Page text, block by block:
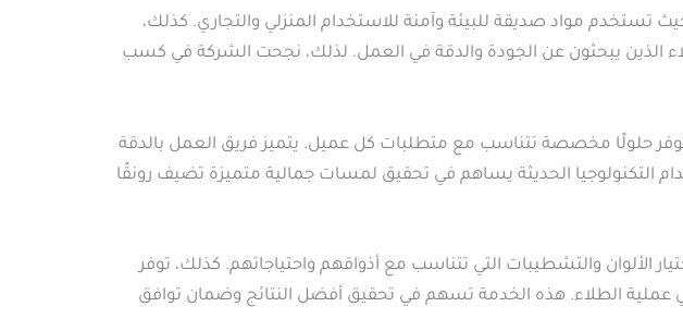
تستخدم مواد صديقة للبيئة وآمنة للاستخدام المنزلي والتجاري. كذلك،
الذين يبحثون عن الجودة والدقة في العمل. لذلك، نجحت الشركة في كسب
توفر حلولًا مخصصة تتناسب مع متطلبات كل عميل. يتميز فريق العمل بالدقة
التكنولوجيا الحديثة يساهم في تحقيق لمسات جمالية متميزة تضيف رونقًا
الألوان والتشطيبات التي تتناسب مع أذواقهم واحتياجاتهم. كذلك، توفر
عملية الطلاء. هذه الخدمة تسهم في تحقيق أفضل النتائج وضمان توافق